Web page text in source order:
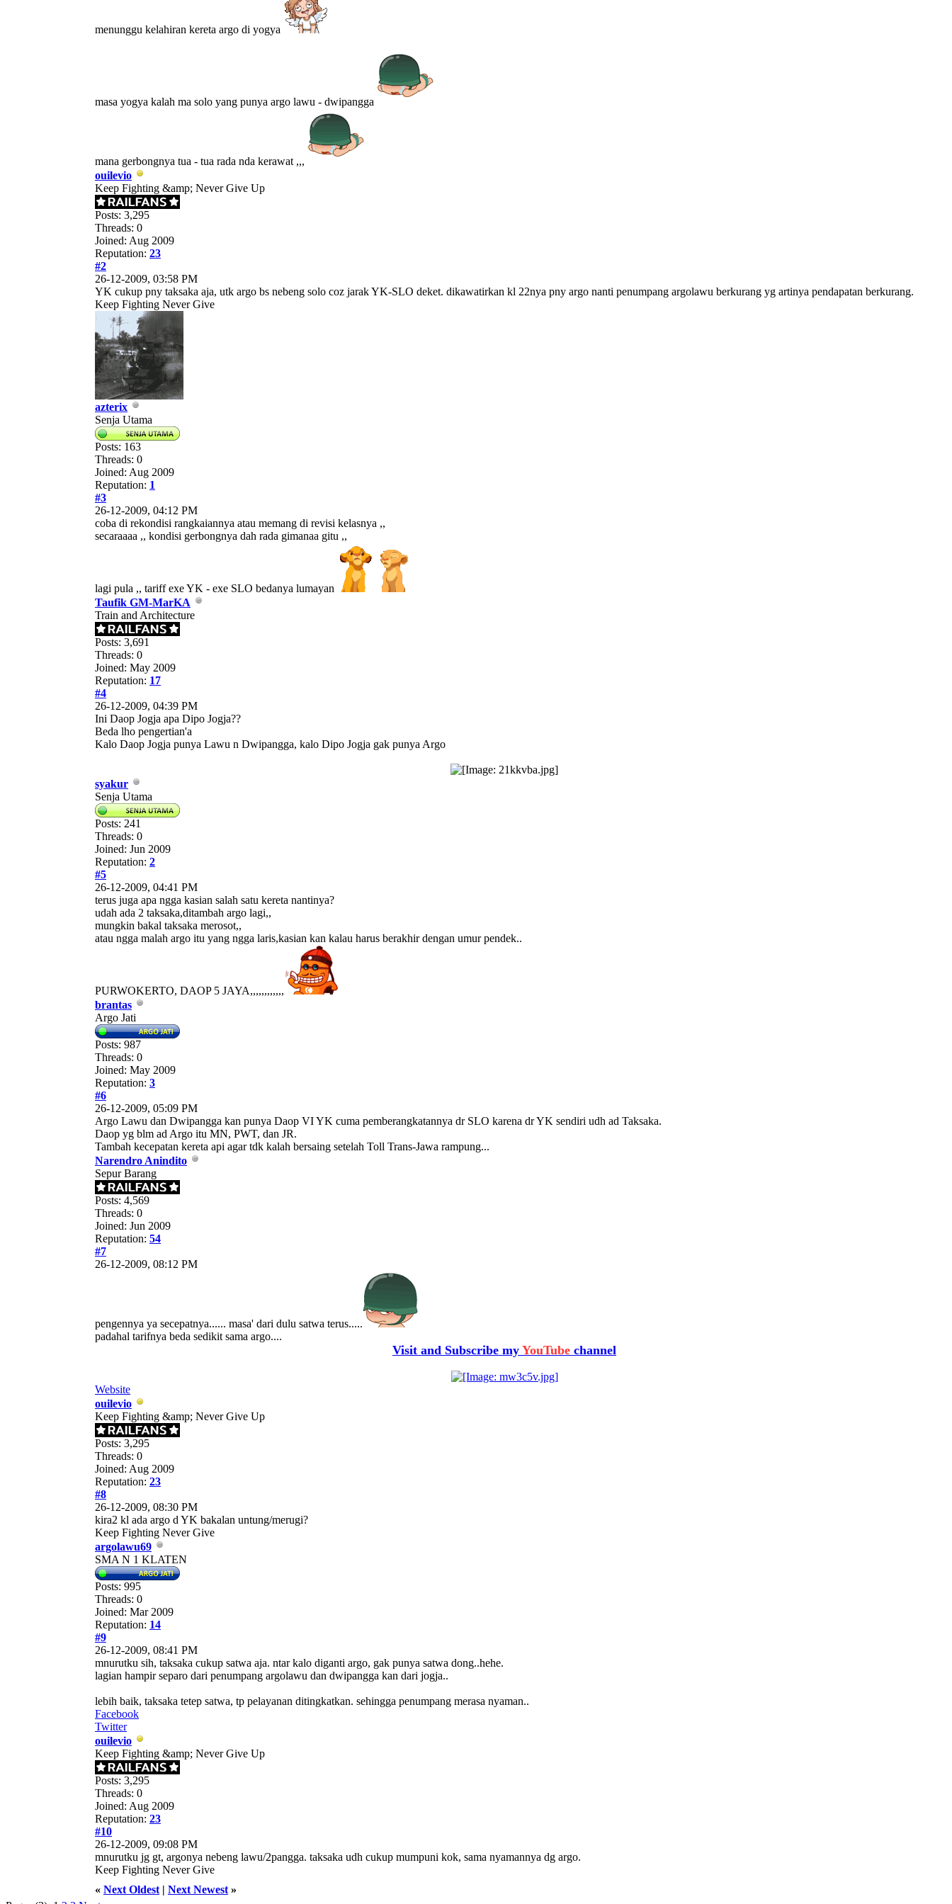
menunggu kelahiran kereta argo di yogya
masa yogya kalah ma solo yang punya argo lawu - dwipangga
mana gerbongnya tua - tua rada nda kerawat ,,,
ouilevio
Keep Fighting &amp; Never Give Up
Posts: 3,295
Threads: 0
Joined: Aug 2009
Reputation: 23
#2
26-12-2009, 03:58 PM
YK cukup pny taksaka aja, utk argo bs nebeng solo coz jarak YK-SLO deket. dikawatirkan kl 22nya pny argo nanti penumpang argolawu berkurang yg artinya pendapatan berkurang.
Keep Fighting Never Give
azterix
Senja Utama
Posts: 163
Threads: 0
Joined: Aug 2009
Reputation: 1
#3
26-12-2009, 04:12 PM
coba di rekondisi rangkaiannya atau memang di revisi kelasnya ,,
secaraaaa ,, kondisi gerbongnya dah rada gimanaa gitu ,,
lagi pula ,, tariff exe YK - exe SLO bedanya lumayan
Taufik GM-MarKA
Train and Architecture
Posts: 3,691
Threads: 0
Joined: May 2009
Reputation: 17
#4
26-12-2009, 04:39 PM
Ini Daop Jogja apa Dipo Jogja??
Beda lho pengertian'a
Kalo Daop Jogja punya Lawu n Dwipangga, kalo Dipo Jogja gak punya Argo
syakur
Senja Utama
Posts: 241
Threads: 0
Joined: Jun 2009
Reputation: 2
#5
26-12-2009, 04:41 PM
terus juga apa ngga kasian salah satu kereta nantinya?
udah ada 2 taksaka,ditambah argo lagi,,
mungkin bakal taksaka merosot,,
atau ngga malah argo itu yang ngga laris,kasian kan kalau harus berakhir dengan umur pendek..
PURWOKERTO, DAOP 5 JAYA,,,,,,,,,,,,
brantas
Argo Jati
Posts: 987
Threads: 0
Joined: May 2009
Reputation: 3
#6
26-12-2009, 05:09 PM
Argo Lawu dan Dwipangga kan punya Daop VI YK cuma pemberangkatannya dr SLO karena dr YK sendiri udh ad Taksaka.
Daop yg blm ad Argo itu MN, PWT, dan JR.
Tambah kecepatan kereta api agar tdk kalah bersaing setelah Toll Trans-Jawa rampung...
Narendro Anindito
Sepur Barang
Posts: 4,569
Threads: 0
Joined: Jun 2009
Reputation: 54
#7
26-12-2009, 08:12 PM
pengennya ya secepatnya...... masa' dari dulu satwa terus.....
padahal tarifnya beda sedikit sama argo....
Visit and Subscribe my YouTube channel
Website
ouilevio
Keep Fighting &amp; Never Give Up
Posts: 3,295
Threads: 0
Joined: Aug 2009
Reputation: 23
#8
26-12-2009, 08:30 PM
kira2 kl ada argo d YK bakalan untung/merugi?
Keep Fighting Never Give
argolawu69
SMA N 1 KLATEN
Posts: 995
Threads: 0
Joined: Mar 2009
Reputation: 14
#9
26-12-2009, 08:41 PM
mnurutku sih, taksaka cukup satwa aja. ntar kalo diganti argo, gak punya satwa dong..hehe.
lagian hampir separo dari penumpang argolawu dan dwipangga kan dari jogja..
lebih baik, taksaka tetep satwa, tp pelayanan ditingkatkan. sehingga penumpang merasa nyaman..
Facebook
Twitter
ouilevio
Keep Fighting &amp; Never Give Up
Posts: 3,295
Threads: 0
Joined: Aug 2009
Reputation: 23
#10
26-12-2009, 09:08 PM
mnurutku jg gt, argonya nebeng lawu/2pangga. taksaka udh cukup mumpuni kok, sama nyamannya dg argo.
Keep Fighting Never Give
« Next Oldest | Next Newest »